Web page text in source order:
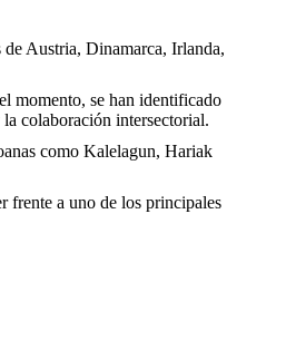
Austria, Dinamarca, Irlanda,
momento, se han identificado
colaboración intersectorial.
como Kalelagun, Hariak
frente a uno de los principales